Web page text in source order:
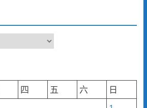
四 五 六
日